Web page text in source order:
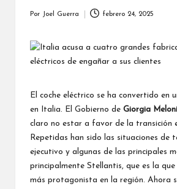
Por Joel Guerra febrero 24, 2025
El coche eléctrico se ha convertido en
en Italia. El Gobierno de Giorgia Meloni
claro no estar a favor de la transición
Repetidas han sido las situaciones de
ejecutivo y algunas de las principales
principalmente Stellantis, que es la que
más protagonista en la región. Ahora